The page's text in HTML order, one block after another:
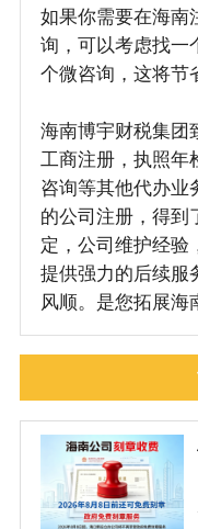
如果你需要在海南
询，可以考虑找一
个微咨询，这将节
海南博宇财税集团
工商注册，执照年
咨询等其他代办业
的公司注册，得到
定，公司维护经验
提供强力的后续服
风顺。是您拓展海